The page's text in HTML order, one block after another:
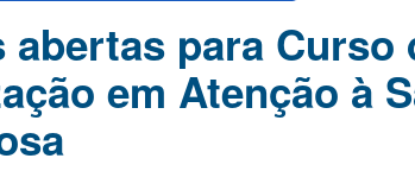
para Curso
em Atenção à